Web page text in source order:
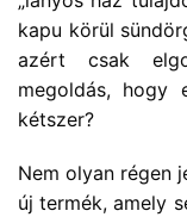
kapu körül
azért csak
megoldás, hogy
kétszer?
Nem olyan régen
új termék, amely